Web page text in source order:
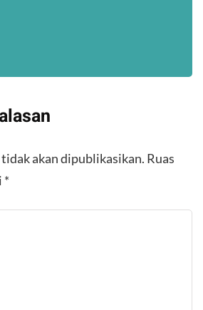
akan dipublikasikan. Ruas
*